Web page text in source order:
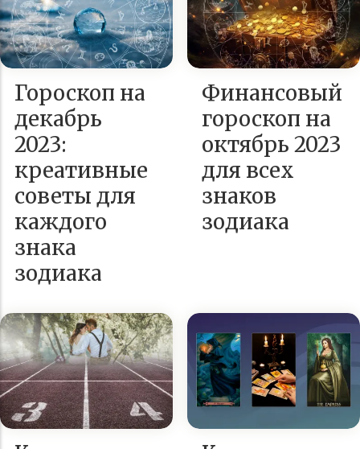
Гороскоп на
декабрь
2023:
креативные
советы для
каждого
знака
зодиака
Финансовый
гороскоп на
октябрь 2023
для всех
знаков
зодиака